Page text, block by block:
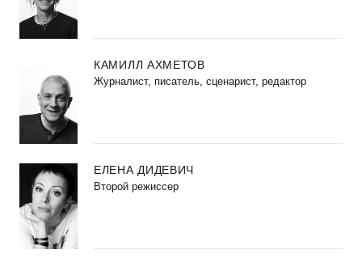
КАМИЛЛ АХМЕТОВ
Журналист, писатель, сценарист, редактор
ЕЛЕНА ДИДЕВИЧ
Второй режиссер